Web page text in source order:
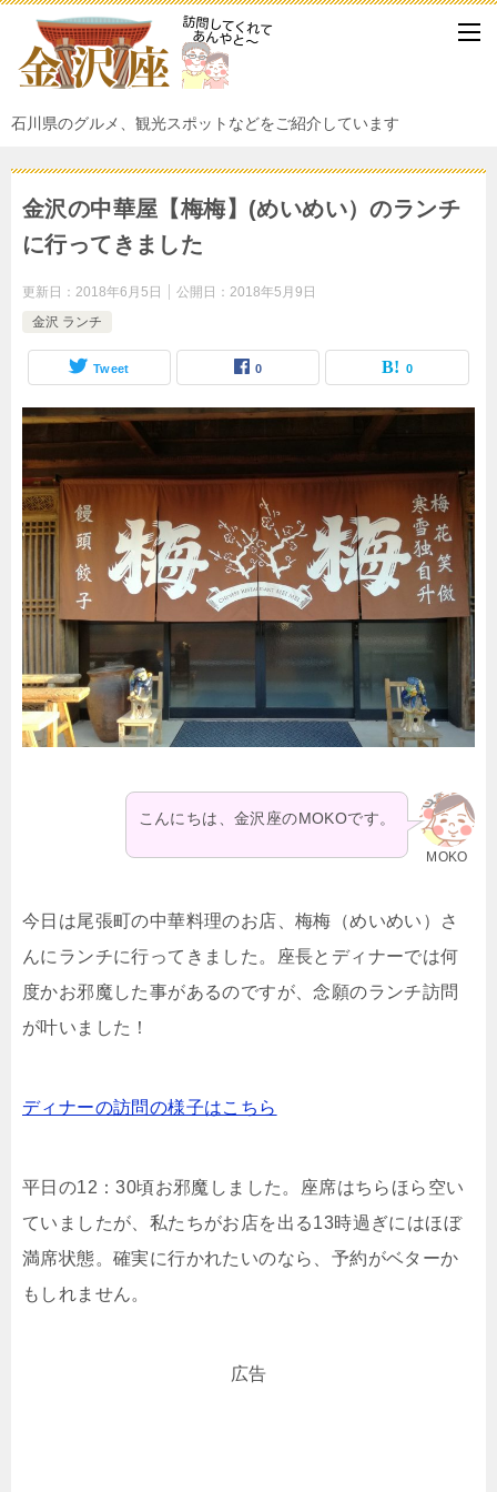
石川県のグルメ、観光スポットなどをご紹介しています
金沢の中華屋【梅梅】(めいめい）のランチ
に行ってきました
更新日： 2018年6月5日 公開日： 2018年5月9日
金沢 ランチ
Tweet 0 0
MOKO
こんにちは、金沢座のMOKOです。
今日は尾張町の中華料理のお店、梅梅（めいめい）さ
んにランチに行ってきました。座長とディナーでは何
度かお邪魔した事があるのですが、念願のランチ訪問
が叶いました！
ディナーの訪問の様子はこちら
平日の12：30頃お邪魔しました。座席はちらほら空い
ていましたが、私たちがお店を出る13時過ぎにはほぼ
満席状態。確実に行かれたいのなら、予約がベターか
もしれません。
広告